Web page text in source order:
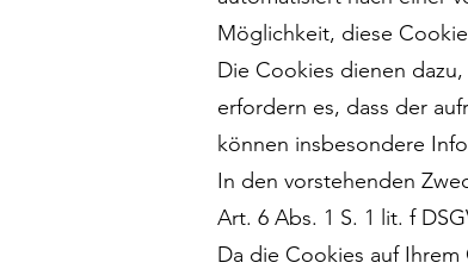
Möglichkeit, diese
Die Cookies dienen
erfordern es, dass der
können insbesondere
In den vorstehenden
Art. 6 Abs. 1 S. 1 lit. f
Da die Cookies auf